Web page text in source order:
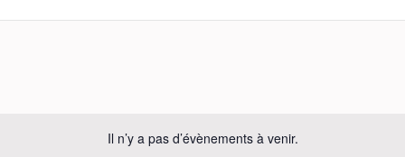
Il n’y a pas d’évènements à venir.